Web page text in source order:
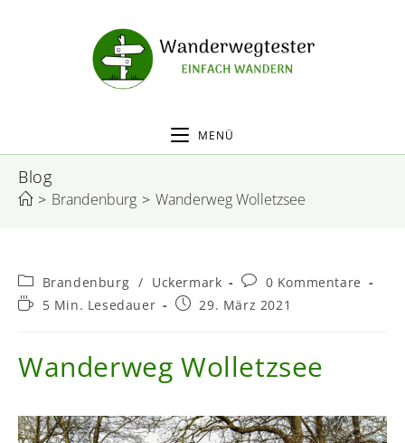
MENÜ
Blog
> Brandenburg > Wanderweg Wolletzsee
Brandenburg / Uckermark
0 Kommentare
5 Min. Lesedauer
29. März 2021
Wanderweg Wolletzsee